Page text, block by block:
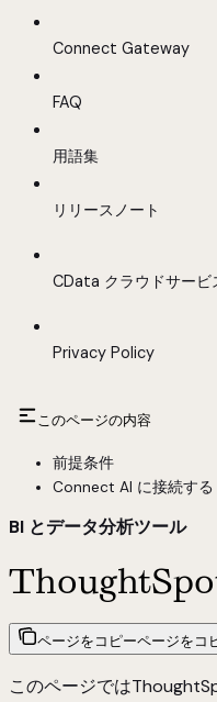
Connect Gateway
FAQ
用語集
リリースノート
CData クラウドサービ
Privacy Policy
このページの内容
前提条件
Connect AI に接続する
BI とデータ分析ツール
ページをコピーページをコ
このページでは